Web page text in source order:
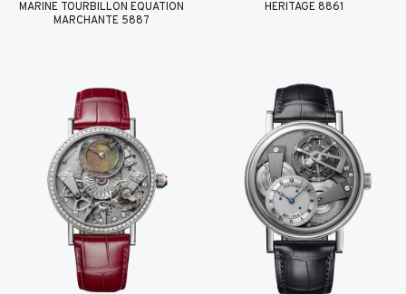
MARINE TOURBILLON ÉQUATION
MARCHANTE 5887
HÉRITAGE 8861